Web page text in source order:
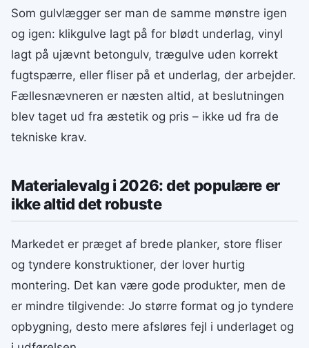
Som gulvlægger ser man de samme mønstre igen
og igen: klikgulve lagt på for blødt underlag, vinyl
lagt på ujævnt betongulv, trægulve uden korrekt
fugtspærre, eller fliser på et underlag, der arbejder.
Fællesnævneren er næsten altid, at beslutningen
blev taget ud fra æstetik og pris – ikke ud fra de
tekniske krav.
Materialevalg i 2026: det populære er
ikke altid det robuste
Markedet er præget af brede planker, store fliser
og tyndere konstruktioner, der lover hurtig
montering. Det kan være gode produkter, men de
er mindre tilgivende: Jo større format og jo tyndere
opbygning, desto mere afsløres fejl i underlaget og